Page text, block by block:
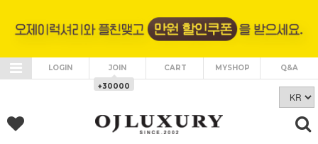
LOGIN JOIN
+30000
CART MYSHOP Q&A